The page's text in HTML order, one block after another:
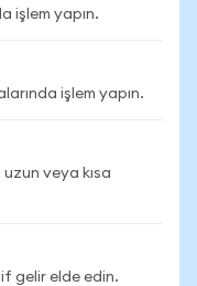
işlem yapın.
işlem yapın.
veya kısa
gelir elde edin.